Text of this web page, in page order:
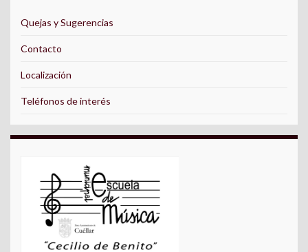
Quejas y Sugerencias
Contacto
Localización
Teléfonos de interés